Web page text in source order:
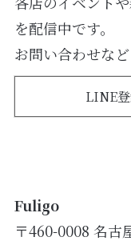
を配信中です。
お問い合わせな
LINE
Fuligo
〒460-0008 名古